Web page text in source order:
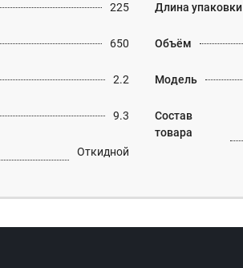
225
650
2.2
9.3
Откидной
Длина упаковки
Объём
Модель
Состав
товара